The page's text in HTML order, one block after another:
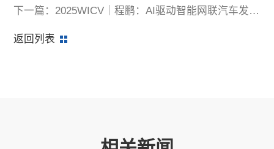
年会
下一篇：2025WICV｜程鹏：AI驱动智能网联汽车发展
返回列表